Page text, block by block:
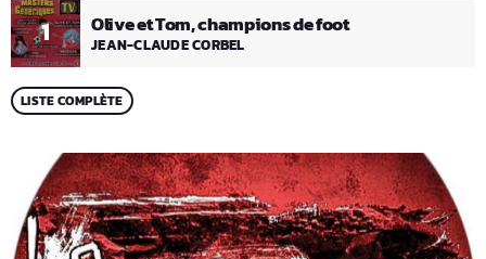
1 Olive et Tom, champions de foot
JEAN-CLAUDE CORBEL
LISTE COMPLÈTE